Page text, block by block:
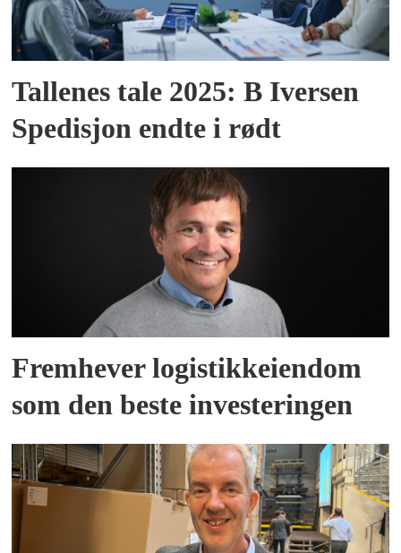
Tallenes tale 2025: B Iversen
Spedisjon endte i rødt
Fremhever logistikkeiendom
som den beste investeringen